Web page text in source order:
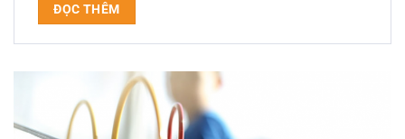
ĐỌC THÊM